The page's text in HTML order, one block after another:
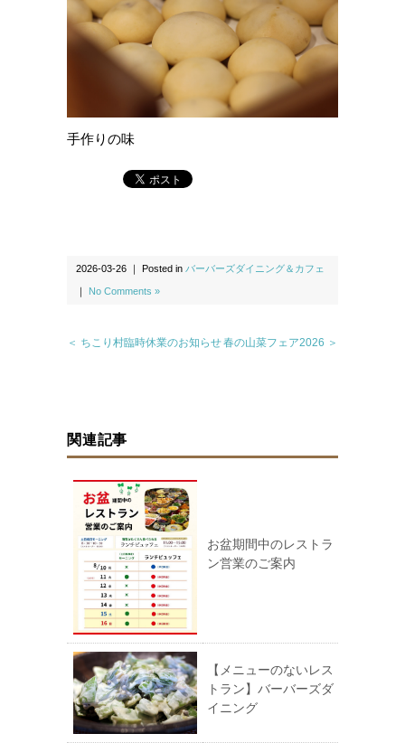
手作りの味
2026-03-26 ｜ Posted in バーバーズダイニング＆カフェ
｜ No Comments »
＜ ちこり村臨時休業のお知らせ春の山菜フェア2026 ＞
関連記事
お盆期間中のレストラ
ン営業のご案内
【メニューのないレス
トラン】バーバーズダ
イニング